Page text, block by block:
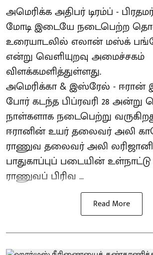
அமெரிக்க அதிபர் டிரம்ப் -
மோடி இடையே நடைபெற்ற
உரையாடலில் எலான் மஸ்க்
என்று வெளியுறவு அமைச்சகம்
விளக்கமளித்துள்ளது.
அமெரிக்கா & இஸ்ரேல் -
போர் கடந்த பிப்ரவரி 28 அன்று
நாள்களாக நடைபெற்று
ஈரானின் உயர் தலைவர் அலி
ராணுவ தலைவர் அலி லரிஜானி,
பாதுகாப்புப் படையின்
ராணுவப் பிரிவ ...
Read More